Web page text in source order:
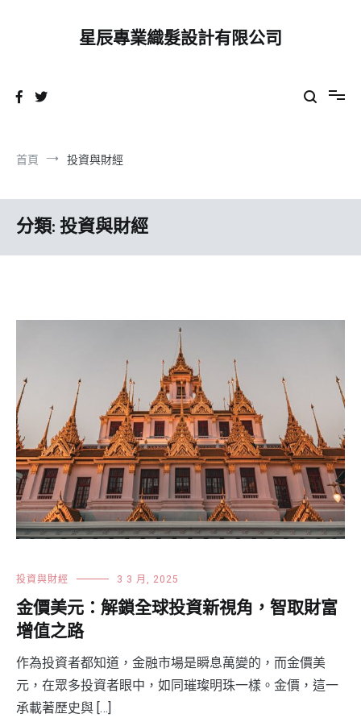
星辰專業織髮設計有限公司
首頁 投資與財經
分類:投資與財經
投資與財經 3 3 月, 2025
金價美元：解鎖全球投資新視角，智取財富
增值之路
作為投資者都知道，金融市場是瞬息萬變的，而金價美
元，在眾多投資者眼中，如同璀璨明珠一樣。金價，這一
承載著歷史與 […]